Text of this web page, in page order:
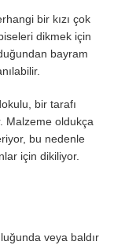
bir kızı çok
dikmek için
bayram
bir tarafı
Malzeme oldukça
bu nedenle
için dikiliyor.
veya baldır